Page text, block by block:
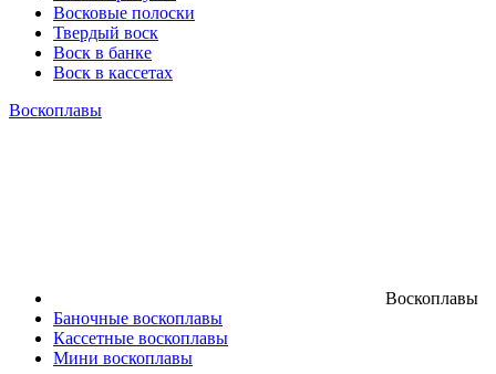
Восковые полоски
Твердый воск
Воск в банке
Воск в кассетах
Воскоплавы
Воскоплавы
Баночные воскоплавы
Кассетные воскоплавы
Мини воскоплавы